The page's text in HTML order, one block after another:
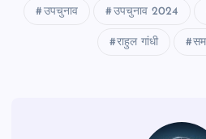
उपचुनाव उपचुनाव 2024
राहुल गांधी